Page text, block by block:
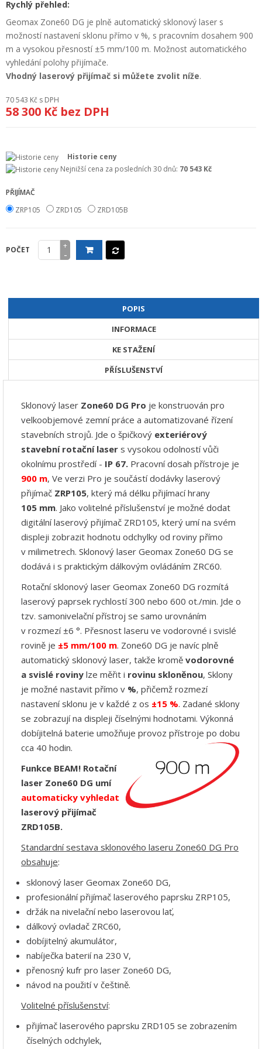
GEODETICKÝ A CAD SOFTWARE
OBCHODNÍ PODMÍNKY SPOLEČNOSTI GEOPEN, S.R.O.
SERVIS A KALIBRACE
INDIVIDUÁLNÍ PORADENSTVÍ
O NÁKUPU
Rychlý přehled:
Geomax Zone60 DG je plně automatický sklonový laser s
možností nastavení sklonu přímo v %, s pracovním dosahem 900
m a vysokou přesností ±5 mm/100 m. Možnost automatického
vyhledání polohy přijímače.
Vhodný laserový přijímač si můžete zvolit níže.
70 543 Kč s DPH
58 300 Kč bez DPH
Historie ceny
Nejnižší cena za posledních 30 dnů: 70 543 Kč
PŘIJÍMAČ
ZRP105
ZRD105 ZRD105B
POČET +
-
POPIS
INFORMACE
KE STAŽENÍ
PŘÍSLUŠENSTVÍ
Sklonový laser Zone60 DG Pro je konstruován pro
velkoobjemové zemní práce a automatizované řízení
stavebních strojů. Jde o špičkový exteriérový
stavební rotační laser s vysokou odolností vůči
okolnímu prostředí - IP 67. Pracovní dosah přístroje je
900 m, Ve verzi Pro je součástí dodávky laserový
přijímač ZRP105, který má délku přijímací hrany
105 mm. Jako volitelné příslušenství je možné dodat
digitální laserový přijímač ZRD105, který umí na svém
displeji zobrazit hodnotu odchylky od roviny přímo
v milimetrech. Sklonový laser Geomax Zone60 DG se
dodává i s praktickým dálkovým ovládáním ZRC60.
Rotační sklonový laser Geomax Zone60 DG rozmítá
laserový paprsek rychlostí 300 nebo 600 ot./min. Jde o
tzv. samonivelační přístroj se samo urovnáním
v rozmezí ±6 °. Přesnost laseru ve vodorovné i svislé
rovině je ±5 mm/100 m. Zone60 DG je navíc plně
automatický sklonový laser, takže kromě vodorovné
a svislé roviny lze měřit i rovinu skloněnou, Sklony
je možné nastavit přímo v %, přičemž rozmezí
nastavení sklonu je v každé z os ±15 %. Zadané sklony
se zobrazují na displeji číselnými hodnotami. Výkonná
dobíjitelná baterie umožňuje provoz přístroje po dobu
cca 40 hodin.
Funkce BEAM! Rotační
laser Zone60 DG umí
automaticky vyhledat
laserový přijímač
ZRD105B.
Standardní sestava sklonového laseru Zone60 DG Pro
obsahuje:
sklonový laser Geomax Zone60 DG,
profesionální přijímač laserového paprsku ZRP105,
držák na nivelační nebo laserovou lať,
dálkový ovladač ZRC60,
dobíjitelný akumulátor,
nabíječka baterií na 230 V,
přenosný kufr pro laser Zone60 DG,
návod na použití v češtině.
Volitelné příslušenství:
přijímač laserového paprsku ZRD105 se zobrazením
číselných odchylek,